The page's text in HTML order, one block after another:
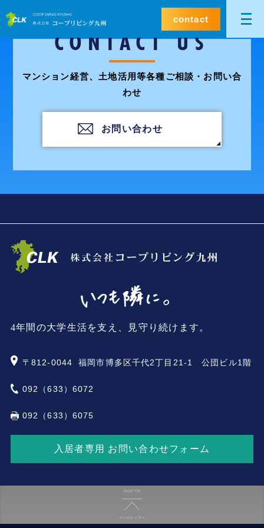
contact
CONTACT US
マンション経営、土地活用等各種ご相談・お問い合
わせ
お問い合わせ
4年間の大学生活を支え、見守り続けます。
〒812-0044 福岡市博多区千代2丁目21-1 公団ビル1階
092（633）6072
092（633）6075
入居者専用 お問い合わせフォーム